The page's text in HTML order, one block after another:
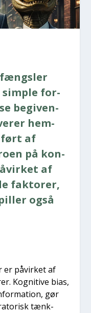
simp­le for­
begi­ven­
hem­
af
på kon­
af
fak­to­rer,
også
er påvir­ket af
Kog­ni­ti­ve bias,
gør
tænk­